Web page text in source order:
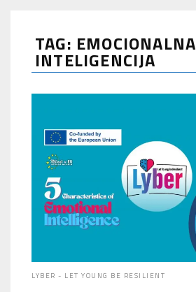
TAG: EMOCIONALNA
INTELIGENCIJA
LYBER - LET YOUNG BE RESILIENT